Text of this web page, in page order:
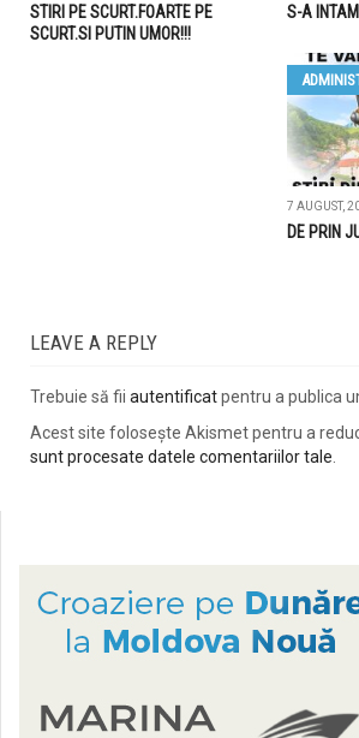
STIRI PE SCURT.FOARTE PE
SCURT.SI PUTIN UMOR!!!
S-A
7 AUGUST,
DE PRIN
LEAVE A REPLY
Trebuie să fii autentificatpentru a publica
Acest site folosește Akismet pentru a
sunt procesate datele comentariilor tale